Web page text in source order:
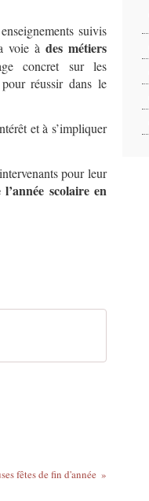
suivis
voie àdes métiers
concret sur les
pour réussir dans le
et à s’impliquer
pour leur
scolaire en
fêtes de fin d'année